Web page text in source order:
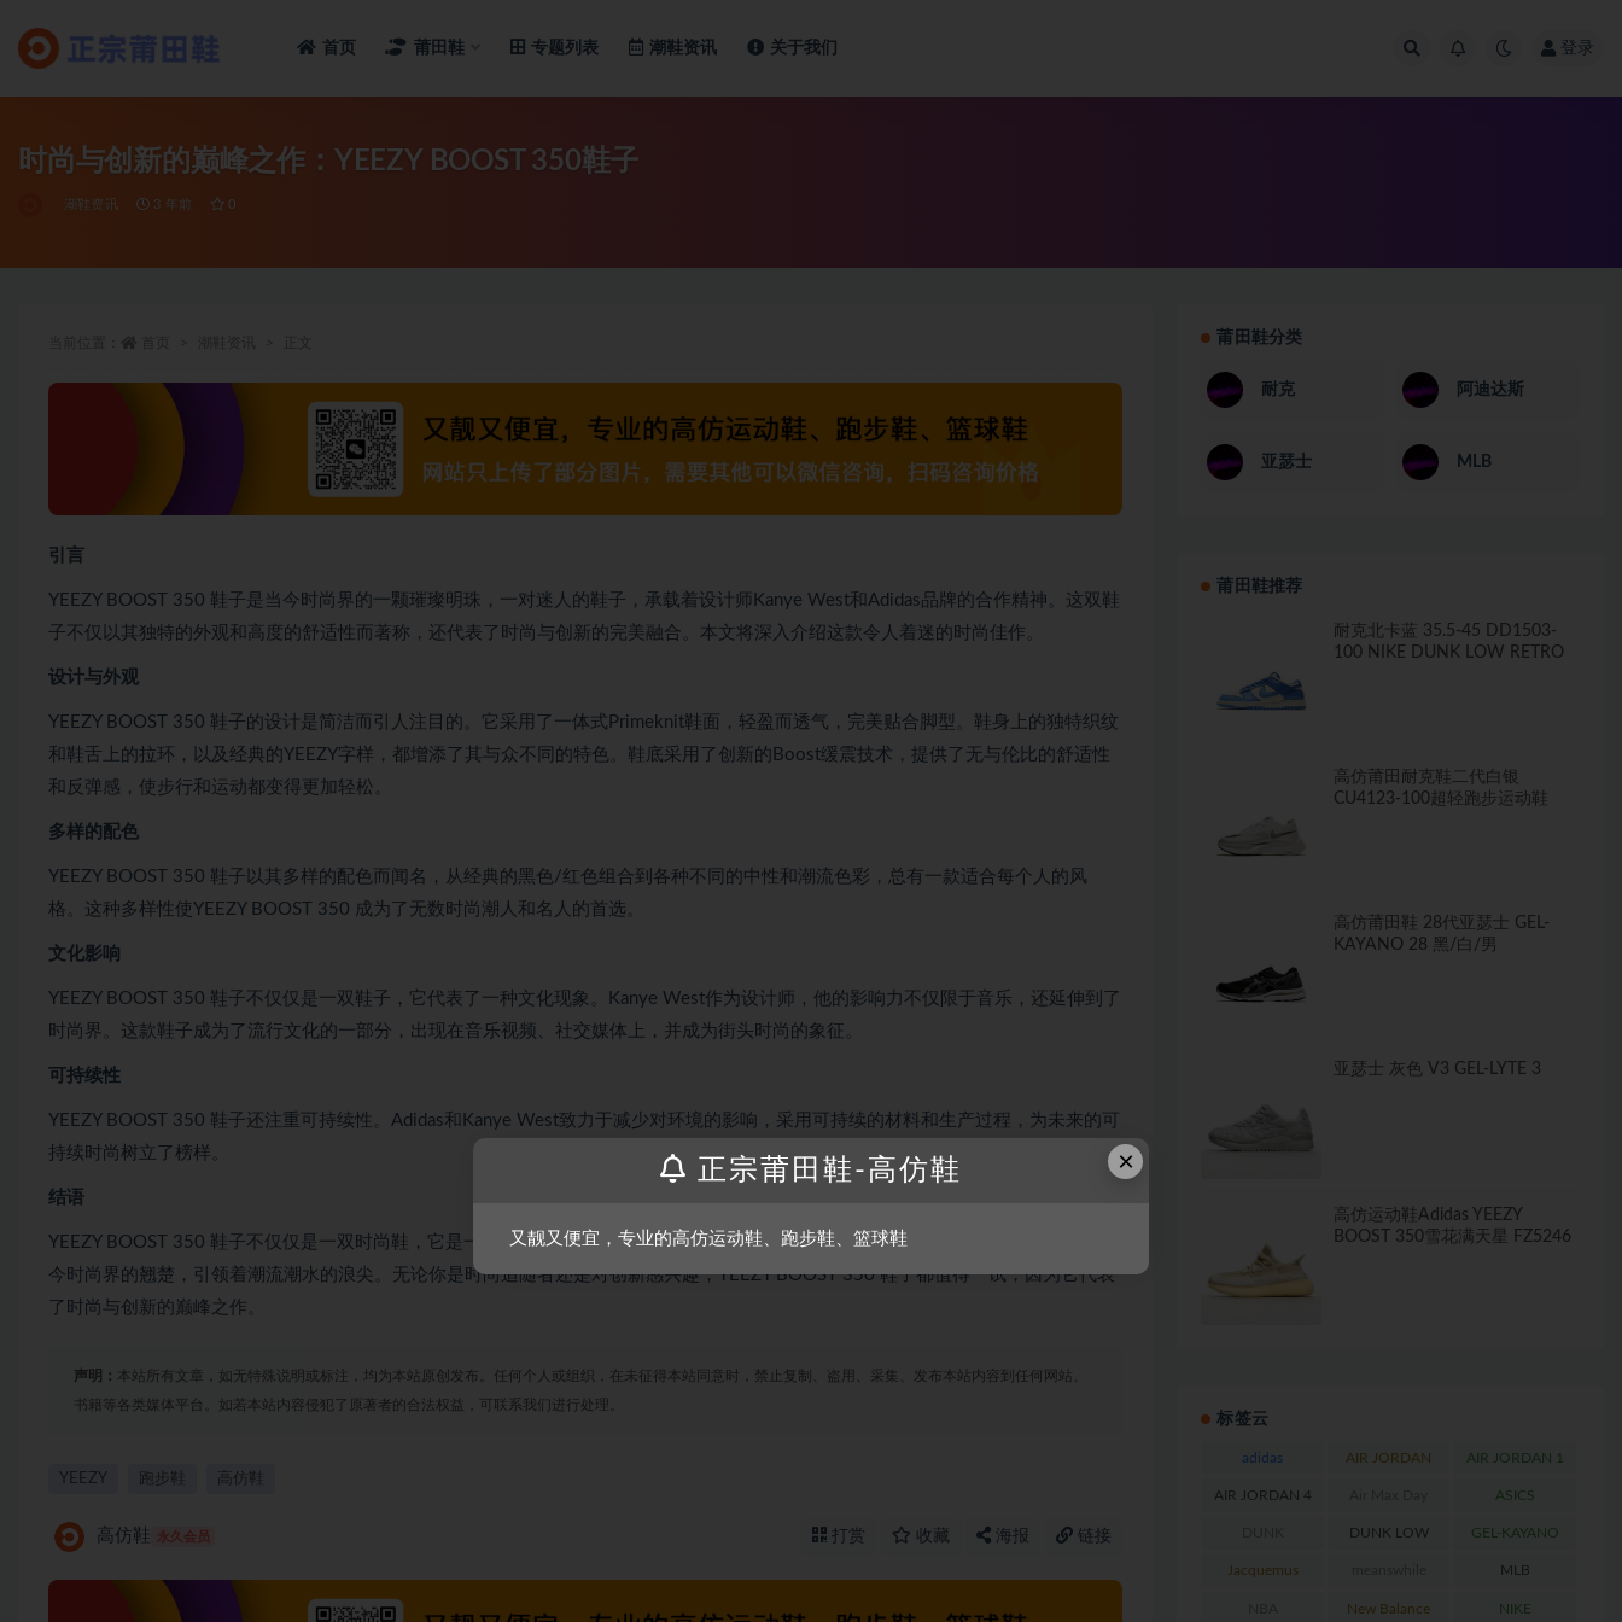
首页 莆田鞋 专题列表 潮鞋资讯 关于我们 登录
时尚与创新的巅峰之作：YEEZY BOOST 350鞋子
潮鞋资讯 3 年前 0
引言
YEEZY BOOST 350 鞋子是当今时尚界的一颗璀璨明珠，一对迷人的鞋子，承载着设计师Kanye West和Adidas品牌的合作精神。这双鞋
子不仅以其独特的外观和高度的舒适性而著称，还代表了时尚与创新的完美融合。本文将深入介绍这款令人着迷的时尚佳作。
设计与外观
YEEZY BOOST 350 鞋子的设计是简洁而引人注目的。它采用了一体式Primeknit鞋面，轻盈而透气，完美贴合脚型。鞋身上的独特织纹
和鞋舌上的拉环，以及经典的YEEZY字样，都增添了其与众不同的特色。鞋底采用了创新的Boost缓震技术，提供了无与伦比的舒适性
和反弹感，使步行和运动都变得更加轻松。
多样的配色
YEEZY BOOST 350 鞋子以其多样的配色而闻名，从经典的黑色/红色组合到各种不同的中性和潮流色彩，总有一款适合每个人的风
格。这种多样性使YEEZY BOOST 350 成为了无数时尚潮人和名人的首选。
文化影响
YEEZY BOOST 350 鞋子不仅仅是一双鞋子，它代表了一种文化现象。Kanye West作为设计师，他的影响力不仅限于音乐，还延伸到了
时尚界。这款鞋子成为了流行文化的一部分，出现在音乐视频、社交媒体上，并成为街头时尚的象征。
可持续性
YEEZY BOOST 350 鞋子还注重可持续性。Adidas和Kanye West致力于减少对环境的影响，采用可持续的材料和生产过程，为未来的可
持续时尚树立了榜样。
结语
YEEZY BOOST 350 鞋子不仅仅是一双时尚鞋，它是一种艺术品，一种文化，一种精神。它的设计、舒适性和文化影响力使其成为了当
今时尚界的翘楚，引领着潮流潮水的浪尖。无论你是时尚追随者还是对创新感兴趣，YEEZY BOOST 350 鞋子都值得一试，因为它代表
了时尚与创新的巅峰之作。
声明： 本站所有文章，如无特殊说明或标注，均为本站原创发布。任何个人或组织，在未征得本站同意时，禁止复制、盗用、采集、发布本站内容到任何网站、
书籍等各类媒体平台。如若本站内容侵犯了原著者的合法权益，可联系我们进行处理。
YEEZY 跑步鞋 高仿鞋
高仿鞋 永久会员 打赏 收藏 海报 链接
莆田鞋分类
耐克 阿迪达斯
亚瑟士 MLB
莆田鞋推荐
耐克北卡蓝 35.5-45 DD1503-
100 NIKE DUNK LOW RETRO
高仿莆田耐克鞋二代白银
CU4123-100超轻跑步运动鞋
高仿莆田鞋 28代亚瑟士 GEL-
KAYANO 28 黑/白/男
亚瑟士 灰色 V3 GEL-LYTE 3
高仿运动鞋Adidas YEEZY
BOOST 350雪花满天星 FZ5246
标签云
adidas AIR JORDAN AIR JORDAN 1
AIR JORDAN 4 ASICS
DUNK LOW GEL-KAYANO
Jacquemus MLB
New Balance NIKE
×
正宗莆田鞋-高仿鞋
又靓又便宜，专业的高仿运动鞋、跑步鞋、篮球鞋